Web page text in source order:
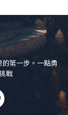
第一步。一點勇
戰